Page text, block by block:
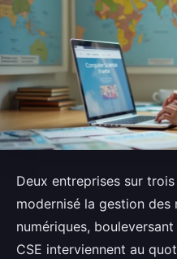
Deux entreprises sur
modernisé la gestion
numériques,
CSE interviennent au